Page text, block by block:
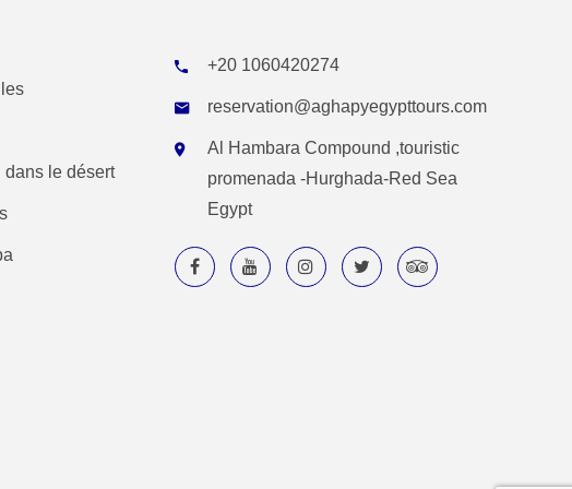
dans le désert
+20 1060420274
reservation@aghapyegypttours.com
Al Hambara Compound ,touristic
promenada -Hurghada-Red Sea
Egypt